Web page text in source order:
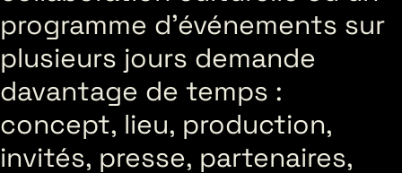
programme d’événements sur
plusieurs jours demande
davantage de temps :
concept, lieu, production,
invités, presse, partenaires,